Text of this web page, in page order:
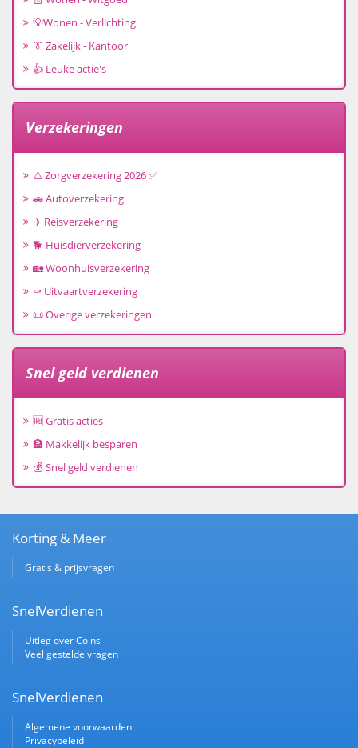
💡Wonen - Verlichting
👔 Zakelijk - Kantoor
👍 Leuke actie's
Verzekeringen
⚠️ Zorgverzekering 2026 ✅
🚗 Autoverzekering
✈️ Reisverzekering
🐕 Huisdierverzekering
🏡 Woonhuisverzekering
⚰️ Uitvaartverzekering
📜 Overige verzekeringen
Snel geld verdienen
🆓 Gratis acties
🏦 Makkelijk besparen
💰 Snel geld verdienen
Korting & Meer
Gratis & prijsvragen
SnelVerdienen
Uitleg over Coins
Veel gestelde vragen
SnelVerdienen
Algemene voorwaarden
Privacybeleid